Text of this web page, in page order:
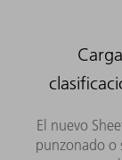
El nuevo
punzonado o